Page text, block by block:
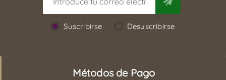
Suscribirse Desuscribirse
Métodos de Pago